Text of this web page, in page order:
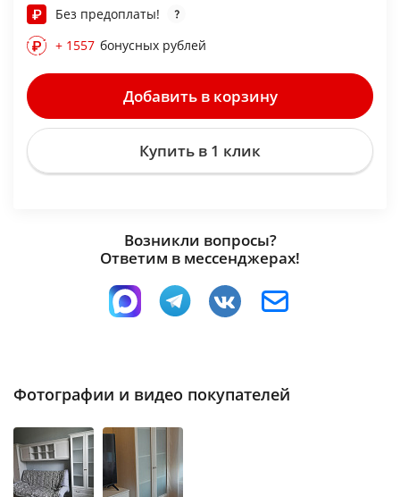
Без предоплаты!
+ 1557 бонусных рублей
Добавить в корзину
Купить в 1 клик
Возникли вопросы?
Ответим в мессенджерах!
Фотографии и видео покупателей